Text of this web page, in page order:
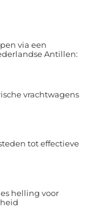
via een
Antillen:
vrachtwagens
tot effectieve
helling voor